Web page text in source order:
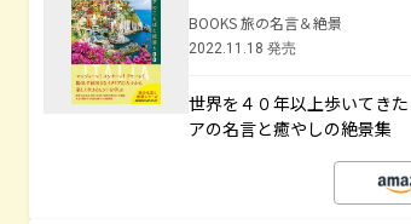
BOOKS 旅の名言＆絶景
2022.11.18 発売
世界を４０年以上歩いてき
アの名言と癒やしの絶景集